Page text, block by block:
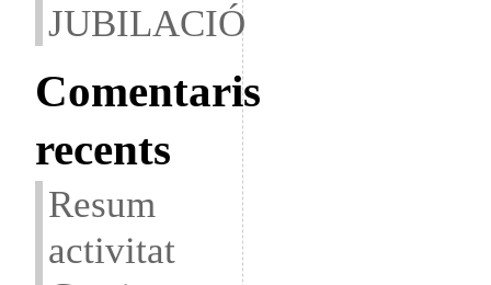
JUBILACIÓ
Comentaris
recents
Resum
activitat